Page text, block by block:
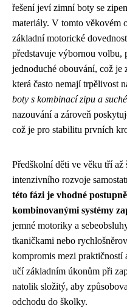
řešení jeví zimní boty se
materiály. V tomto věkovém
základní motorické
představuje výbornou volbu,
jednoduché obouvání, což je
která často nemají trpělivost
boty s kombinací zipu a
nazouvání a zároveň
což je pro stabilitu prvních
Předškolní děti ve věku tří až
intenzivního rozvoje
této fázi je vhodné
kombinovanými systémy
jemné motoriky a
tkaničkami nebo
kompromis mezi praktičností
učí základním úkonům při
natolik složitý, aby
odchodu do školky.